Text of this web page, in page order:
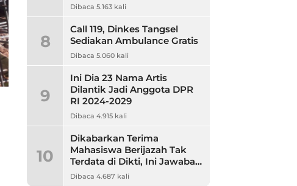
Dibaca 5.163 kali
8
Call 119, Dinkes Tangsel
Sediakan Ambulance Gratis
Dibaca 5.060 kali
9
Ini Dia 23 Nama Artis
Dilantik Jadi Anggota DPR
RI 2024-2029
Dibaca 4.915 kali
10
Dikabarkan Terima
Mahasiswa Berijazah Tak
Terdata di Dikti, Ini Jawaban
Unpam
Dibaca 4.687 kali